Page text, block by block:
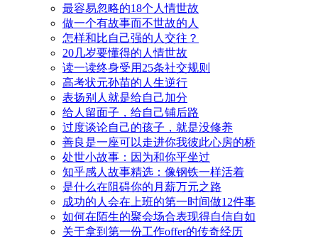
最容易忽略的18个人情世故
做一个有故事而不世故的人
怎样和比自己强的人交往？
20几岁要懂得的人情世故
读一读终身受用25条社交规则
高考状元孙苗的人生逆行
表扬别人就是给自己加分
给人留面子，给自己铺后路
过度谈论自己的孩子，就是没修养
善良是一座可以走进你我彼此心房的桥
处世小故事：因为和你平坐过
知乎感人故事精选：像钢铁一样活着
是什么在阻碍你的月薪万元之路
成功的人会在上班的第一时间做12件事
如何在陌生的聚会场合表现得自信自如
关于拿到第一份工作offer的传奇经历